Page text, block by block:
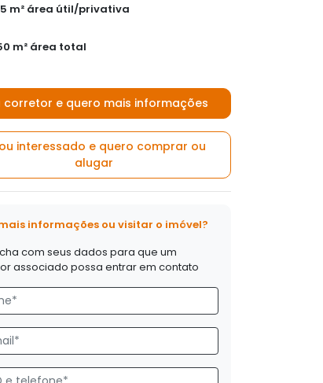
m² área útil/privativa
m² área total
corretor e quero mais informações
interessado e quero comprar ou
alugar
informações ou visitar o imóvel?
com seus dados para que um
associado possa entrar em contato